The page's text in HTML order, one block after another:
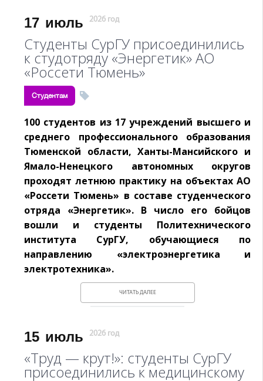
17 июль 2026 год
Студенты СурГУ присоединились
к студотряду «Энергетик» АО
«Россети Тюмень»
Студентам
100 студентов из 17 учреждений высшего и
среднего профессионального образования
Тюменской области, Ханты-Мансийского и
Ямало-Ненецкого автономных округов
проходят летнюю практику на объектах АО
«Россети Тюмень» в составе студенческого
отряда «Энергетик». В число его бойцов
вошли и студенты Политехнического
института СурГУ, обучающиеся по
направлению «электроэнергетика и
электротехника».
ЧИТАТЬ ДАЛЕЕ
15 июль 2026 год
«Труд — крут!»: студенты СурГУ
присоединились к медицинскому